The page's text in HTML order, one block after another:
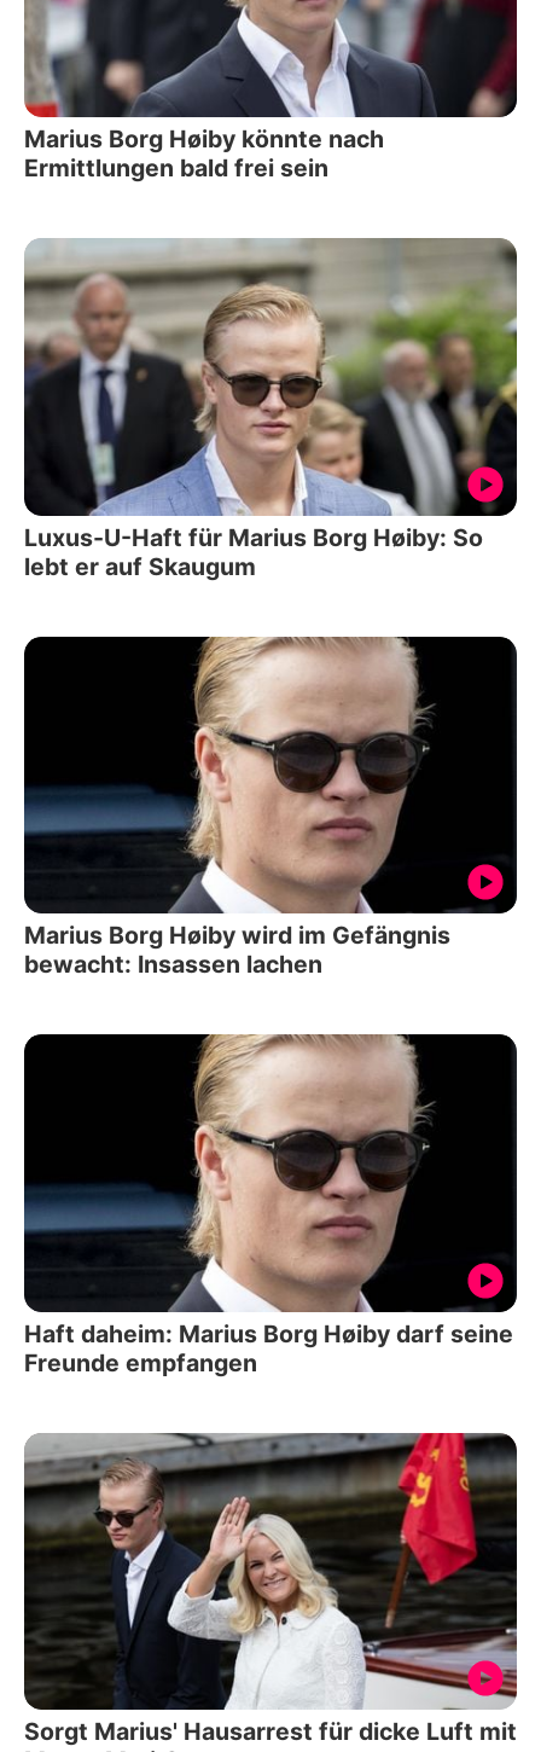
Marius Borg Høiby könnte nach
Ermittlungen bald frei sein
Luxus-U-Haft für Marius Borg Høiby: So
lebt er auf Skaugum
Marius Borg Høiby wird im Gefängnis
bewacht: Insassen lachen
Haft daheim: Marius Borg Høiby darf seine
Freunde empfangen
Sorgt Marius' Hausarrest für dicke Luft mit